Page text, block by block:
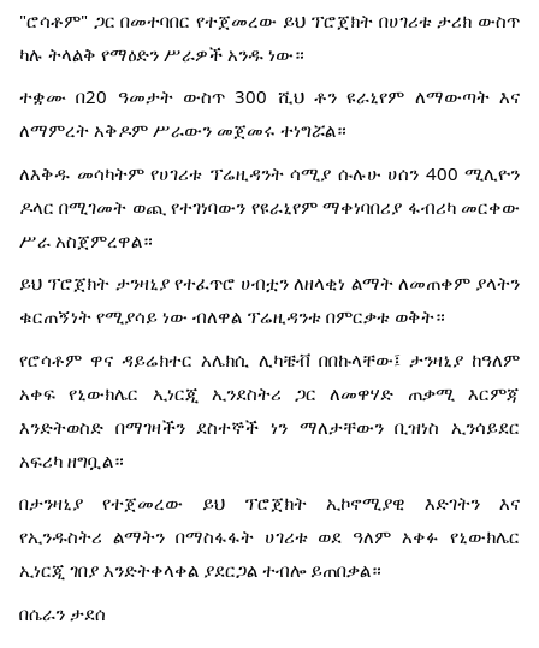
"ሮሳቶም" ጋር በመተባበር የተጀመረው ይህ ፕሮጀክት በሀገሪቱ ታሪክ ውስጥ
ካሉ ትላልቅ የማዕድን ሥራዎች አንዱ ነው።
ተቋሙ በ20 ዓመታት ውስጥ 300 ሺህ ቶን ዩራኒየም ለማውጣት እና
ለማምረት አቅዶም ሥራውን መጀመሩ ተነግሯል።
ለእቅዱ መሳካትም የሀገሪቱ ፕሬዚዳንት ሳሚያ ሱሉሁ ሀሰን 400 ሚሊዮን
ዶላር በሚገመት ወጪ የተገነባውን የዩራኒየም ማቀነባበሪያ ፋብሪካ መርቀው
ሥራ አስጀምረዋል።
ይህ ፕሮጀክት ታንዛኒያ የተፈጥሮ ሀብቷን ለዘላቂነ ልማት ለመጠቀም ያላትን
ቁርጠኝነት የሚያሳይ ነው ብለዋል ፕሬዚዳንቱ በምርቃቱ ወቅት።
የሮሳቶም ዋና ዳይሬክተር አሌክሲ ሊካቼቭ በበኩላቸው፤ ታንዛኒያ ከዓለም
አቀፍ የኒውክሌር ኢነርጂ ኢንደስትሪ ጋር ለመዋሃድ ጠቃሚ እርምጃ
እንድትወስድ በማገዛችን ደስተኞች ነን ማለታቸውን ቢዝነስ ኢንሳይደር
አፍሪካ ዘግቧል።
በታንዛኒያ የተጀመረው ይህ ፕሮጀክት ኢኮኖሚያዊ እድገትን እና
የኢንዱስትሪ ልማትን በማስፋፋት ሀገሪቱ ወደ ዓለም አቀፉ የኒውክሌር
ኢነርጂ ገበያ እንድትቀላቀል ያደርጋል ተብሎ ይጠበቃል።
በሴራን ታደሰ